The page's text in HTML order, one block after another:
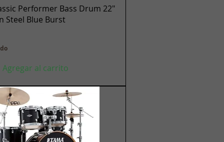
Vista rápida
Performer Bass Drum 22"
Steel Blue Burst
Agregar al carrito